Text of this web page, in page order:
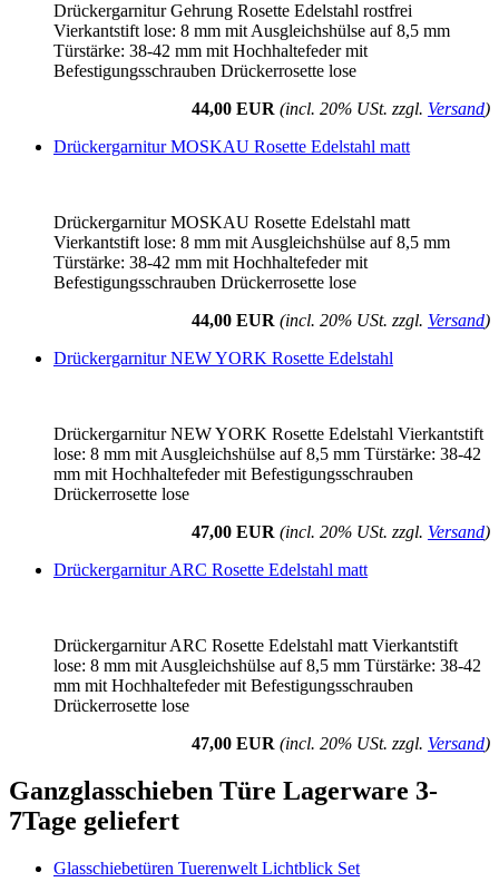
Drückergarnitur Gehrung Rosette Edelstahl rostfrei
Vierkantstift lose: 8 mm mit Ausgleichshülse auf 8,5 mm
Türstärke: 38-42 mm mit Hochhaltefeder mit
Befestigungsschrauben Drückerrosette lose
44,00 EUR (incl. 20% USt. zzgl. Versand)
Drückergarnitur MOSKAU Rosette Edelstahl matt
Drückergarnitur MOSKAU Rosette Edelstahl matt
Vierkantstift lose: 8 mm mit Ausgleichshülse auf 8,5 mm
Türstärke: 38-42 mm mit Hochhaltefeder mit
Befestigungsschrauben Drückerrosette lose
44,00 EUR (incl. 20% USt. zzgl. Versand)
Drückergarnitur NEW YORK Rosette Edelstahl
Drückergarnitur NEW YORK Rosette Edelstahl Vierkantstift
lose: 8 mm mit Ausgleichshülse auf 8,5 mm Türstärke: 38-42
mm mit Hochhaltefeder mit Befestigungsschrauben
Drückerrosette lose
47,00 EUR (incl. 20% USt. zzgl. Versand)
Drückergarnitur ARC Rosette Edelstahl matt
Drückergarnitur ARC Rosette Edelstahl matt Vierkantstift
lose: 8 mm mit Ausgleichshülse auf 8,5 mm Türstärke: 38-42
mm mit Hochhaltefeder mit Befestigungsschrauben
Drückerrosette lose
47,00 EUR (incl. 20% USt. zzgl. Versand)
Ganzglasschieben Türe Lagerware 3-
7Tage geliefert
Glasschiebetüren Tuerenwelt Lichtblick Set